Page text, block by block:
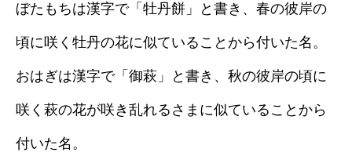
ぼたもちは漢字で「牡丹餅」と書き、春の彼岸の
頃に咲く牡丹の花に似ていることから付いた名。
おはぎは漢字で「御萩」と書き、秋の彼岸の頃に
咲く萩の花が咲き乱れるさまに似ていることから
付いた名。